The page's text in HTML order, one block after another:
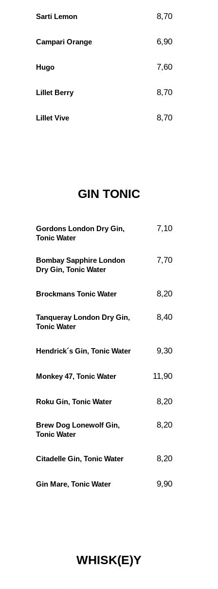
Sarti Lemon 8,70
Campari Orange 6,90
Hugo 7,60
Lillet Berry 8,70
Lillet Vive 8,70
GIN TONIC
Gordons London Dry Gin,
Tonic Water
7,10
Bombay Sapphire London
Dry Gin, Tonic Water
7,70
Brockmans Tonic Water 8,20
Tanqueray London Dry Gin,
Tonic Water
8,40
Hendrick´s Gin, Tonic Water 9,30
Monkey 47, Tonic Water 11,90
Roku Gin, Tonic Water 8,20
Brew Dog Lonewolf Gin,
Tonic Water
8,20
Citadelle Gin, Tonic Water 8,20
Gin Mare, Tonic Water 9,90
WHISK(E)Y